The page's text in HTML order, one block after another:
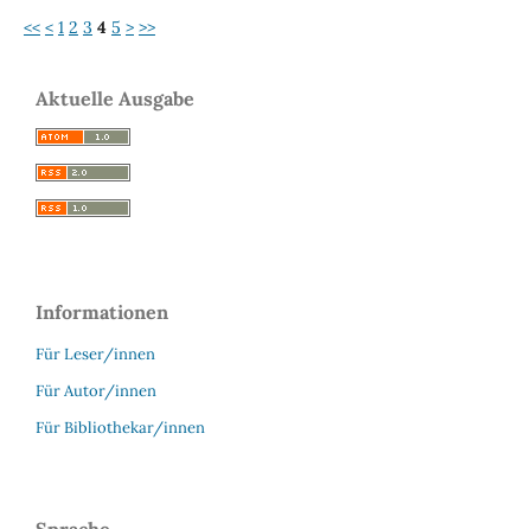
<< < 1 2 3 4 5 > >>
Aktuelle Ausgabe
Informationen
Für Leser/innen
Für Autor/innen
Für Bibliothekar/innen